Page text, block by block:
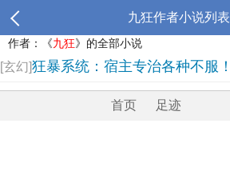
九狂作者小说列表
作者：《九狂》的全部小说
[玄幻]狂暴系统：宿主专治各种不服！
首页 足迹